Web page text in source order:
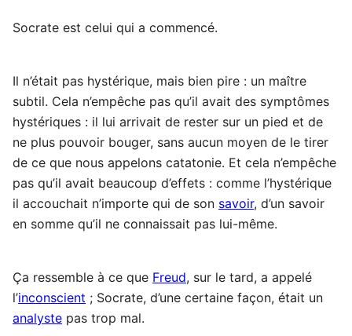
Socrate est celui qui a commencé.
Il n’était pas hystérique, mais bien pire : un maître
subtil. Cela n’empêche pas qu’il avait des symptômes
hystériques : il lui arrivait de rester sur un pied et de
ne plus pouvoir bouger, sans aucun moyen de le tirer
de ce que nous appelons catatonie. Et cela n’empêche
pas qu’il avait beaucoup d’effets : comme l’hystérique
il accouchait n’importe qui de son savoir, d’un savoir
en somme qu’il ne connaissait pas lui-même.
Ça ressemble à ce que Freud, sur le tard, a appelé
l’inconscient ; Socrate, d’une certaine façon, était un
analyste pas trop mal.